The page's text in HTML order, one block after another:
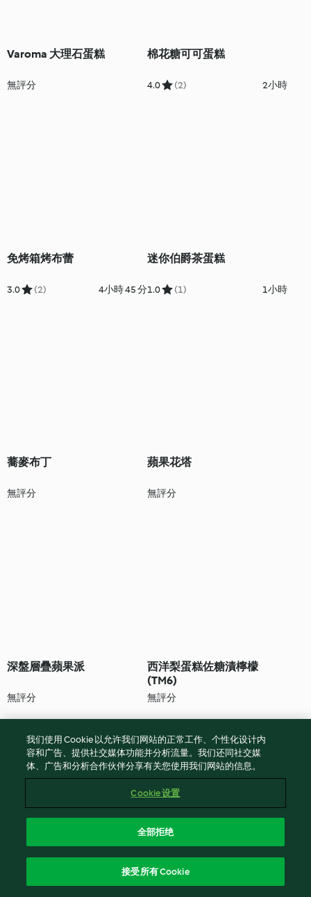
Varoma 大理石蛋糕
無評分
棉花糖可可蛋糕
4.0 (2) 2小時
免烤箱烤布蕾
3.0 (2) 4小時 45 分
迷你伯爵茶蛋糕
1.0 (1) 1小時
蕎麥布丁
無評分
蘋果花塔
無評分
深盤層疊蘋果派
無評分
西洋梨蛋糕佐糖漬檸檬
(TM6)
無評分
草莓夾心蛋糕
我们使用 Cookie 以允许我们网站的正常工作、个性化设计内
容和广告、提供社交媒体功能并分析流量。我们还同社交媒
体、广告和分析合作伙伴分享有关您使用我们网站的信息。
Cookie 设置
全部拒绝
接受所有 Cookie